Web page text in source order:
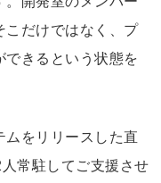
こだけではなく、プ
できるという状態を
をリリースした直
常駐してご支援させ